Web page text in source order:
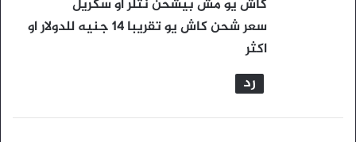
كاش يو مش بيشحن نتلر او سكريل
سعر شحن كاش يو تقريبا 14 جنيه للدولار او
اكثر
رد